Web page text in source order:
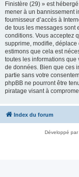
Finistère (29) » est
mener à un bannissement
fournisseur d’accès à
de tous les messages sont
conditions. Vous acceptez
supprime, modifie,
estimons que cela est
toutes les informations que
de données. Bien que ces
partie sans votre
phpBB ne pourront être
piratage visant à
Index du forum
Développé par